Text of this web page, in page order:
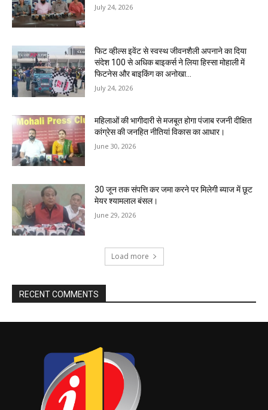
July 24, 2026
फिट व्हील्स इवेंट से स्वस्थ जीवनशैली अपनाने का दिया
संदेश 100 से अधिक बाइकर्स ने लिया हिस्सा मोहाली में
फिटनेस और बाइकिंग का अनोखा...
July 24, 2026
महिलाओं की भागीदारी से मजबूत होगा पंजाब रजनी दीक्षित
कांग्रेस की जनहित नीतियां विकास का आधार।
June 30, 2026
30 जून तक संपत्ति कर जमा करने पर मिलेगी ब्याज में छूट
मेयर श्यामलाल बंसल।
June 29, 2026
Load more
RECENT COMMENTS